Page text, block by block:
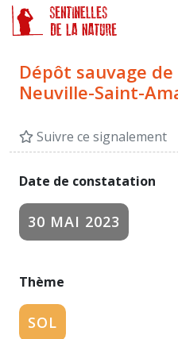
Dépôt sauvage
Neuville-Saint-
Suivre ce signalement
Date de constatation
30 MAI 2023
Thème
SOL
Panneau de gestion des